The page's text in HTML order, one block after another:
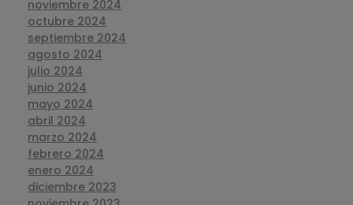
noviembre 2024
octubre 2024
septiembre 2024
agosto 2024
julio 2024
junio 2024
mayo 2024
abril 2024
marzo 2024
febrero 2024
enero 2024
diciembre 2023